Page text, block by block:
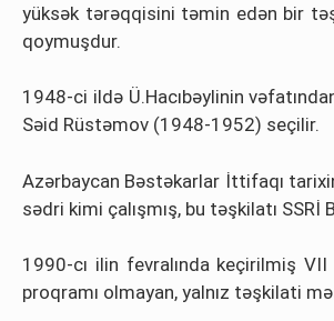
yüksək tərəqqisini təmin edən bir
qoymuşdur.
1948-ci ildə Ü.Hacıbəylinin
Səid Rüstəmov (1948-1952) seçilir.
Azərbaycan Bəstəkarlar İttifaqı
sədri kimi çalışmış, bu təşkilatı
1990-cı ilin fevralında keçirilmiş
proqramı olmayan, yalnız təşkilati